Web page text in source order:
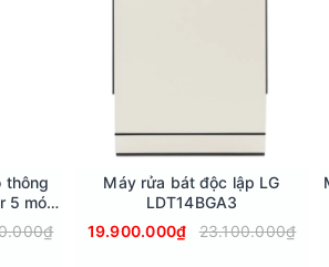
thông minh để nhận diện khối lượng
dòng nước mạnh kết hợp ba chuyển
Steam (trên máy cửa trên) giúp loại
thông
5 móc
Máy rửa bát độc lập LG
LDT14BGA3
19.900.000₫
23.100.000₫